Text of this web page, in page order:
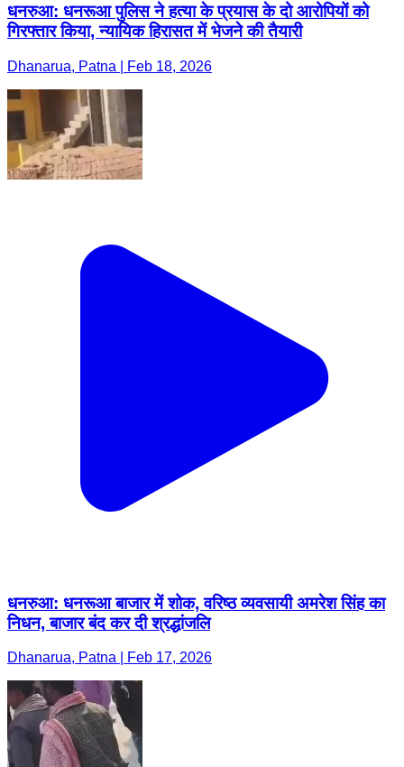
धनरुआ: धनरूआ पुलिस ने हत्या के प्रयास के दो आरोपियों को
गिरफ्तार किया, न्यायिक हिरासत में भेजने की तैयारी
Dhanarua, Patna | Feb 18, 2026
धनरुआ: धनरूआ बाजार में शोक, वरिष्ठ व्यवसायी अमरेश सिंह का
निधन, बाजार बंद कर दी श्रद्धांजलि
Dhanarua, Patna | Feb 17, 2026